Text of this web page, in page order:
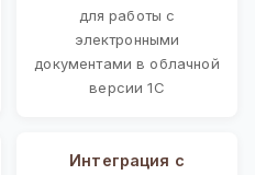
для работы с
электронными
документами в облачной
версии 1С
Интеграция с